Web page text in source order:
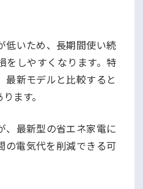
低いため、長期間使い続
をしやすくなります。特
最新モデルと比較すると
ます。
、最新型の省エネ家電に
の電気代を削減できる可